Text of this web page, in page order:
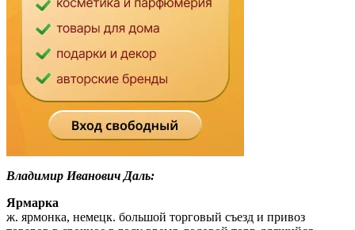
Владимир Иванович Даль:
Ярмарка
ж. ярмонка, немецк. большой торговый съезд и привоз